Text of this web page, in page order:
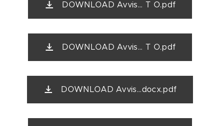
DOWNLOAD Avvis... T O.pdf
DOWNLOAD Avvis... T O.pdf
DOWNLOAD Avvis...docx.pdf